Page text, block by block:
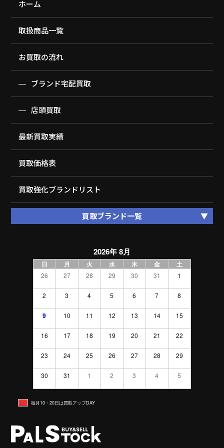
ホーム
取扱商品一覧
お買取の流れ
ブランド宅配買取
店頭買取
最新買取実績
買取価格表
買取強化ブランドリスト
買取ブランド一覧
2026年 8月
日 月 火 水 木 金 土
26 27 28 29 30 31 1
2 3 4 5 6 7 8
9 10 11 12 13 14 15
16 17 18 19 20 21 22
23 24 25 26 27 28 29
30 31 1 2 3 4 5
毎月10・20日は買取アップDAY